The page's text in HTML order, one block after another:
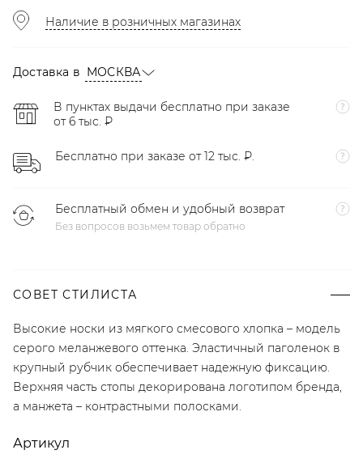
Наличие в розничных магазинах
Доставка в МОСКВА
В пунктах выдачи бесплатно при заказе
от 6 тыс. ₽
Бесплатно при заказе от 12 тыс. ₽.
Бесплатный обмен и удобный возврат
Без вопросов возьмем товар обратно
СОВЕТ СТИЛИСТА
Высокие носки из мягкого смесового хлопка – модель
серого меланжевого оттенка. Эластичный паголенок в
крупный рубчик обеспечивает надежную фиксацию.
Верхняя часть стопы декорирована логотипом бренда,
а манжета – контрастными полосками.
Артикул